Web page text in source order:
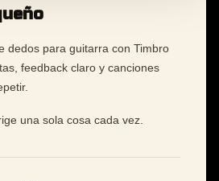
dedos para guitarra con Timbro
feedback claro y canciones
una sola cosa cada vez.